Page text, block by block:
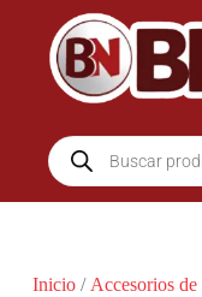
Inicio/ Accesorios de